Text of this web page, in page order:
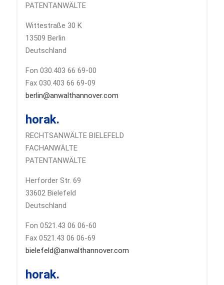
PATENTANWÄLTE
Wittestraße 30 K
13509 Berlin
Deutschland
Fon 030.403 66 69-00
Fax 030.403 66 69-09
berlin@anwalthannover.com
horak.
RECHTSANWÄLTE BIELEFELD
FACHANWÄLTE
PATENTANWÄLTE
Herforder Str. 69
33602 Bielefeld
Deutschland
Fon 0521.43 06 06-60
Fax 0521.43 06 06-69
bielefeld@anwalthannover.com
horak.